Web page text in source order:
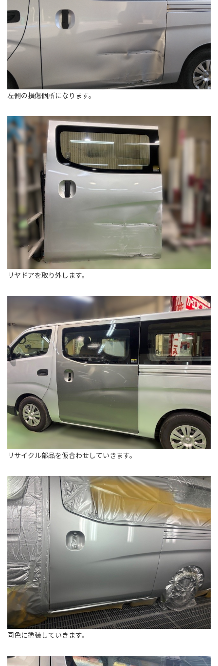
左側の損傷個所になります。
リヤドアを取り外します。
リサイクル部品を仮合わせしていきます。
同色に塗装していきます。